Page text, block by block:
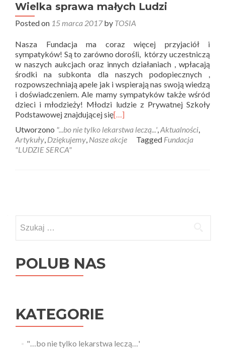
Wielka sprawa małych Ludzi
Posted on 15 marca 2017by TOSIA
Nasza Fundacja ma coraz więcej przyjaciół i
sympatyków! Są to zarówno dorośli, którzy uczestniczą
w naszych aukcjach oraz innych działaniach , wpłacają
środki na subkonta dla naszych podopiecznych ,
rozpowszechniają apele jak i wspierają nas swoją wiedzą
i doświadczeniem. Ale mamy sympatyków także wśród
dzieci i młodzieży! Młodzi ludzie z Prywatnej Szkoły
Podstawowej znajdującej się[…]
Utworzono "...bo nie tylko lekarstwa leczą...',Aktualności,
Artykuły, Dziękujemy, Nasze akcje Tagged Fundacja
"LUDZIE SERCA"
navigation
POLUB NAS
KATEGORIE
"…bo nie tylko lekarstwa leczą…'